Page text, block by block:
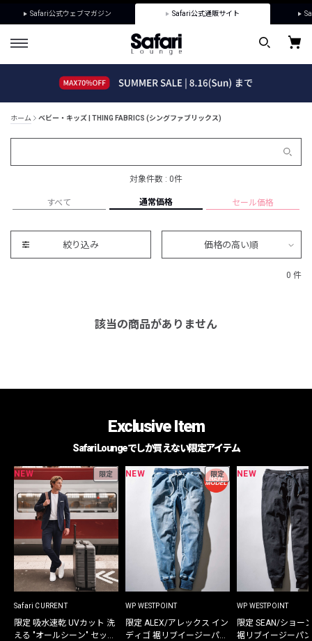
Safari公式ウェブマガジン Safari公式通販サイト
ホーム ベビー・キッズ | THING FABRICS (シングファブリックス)
対象件数 : 0件
すべて 通常価格 セール価格
絞り込み 価格の高い順
0 件
該当の商品がありません
Exclusive Item
Safari Loungeでしか買えない限定アイテム
NEW 限定
Safari CURRENT
限定 吸水速乾 UVカット 洗
える "オールシーン" セット
NEW 限定
WP WESTPOINT
限定 ALEX/アレックス イン
ディゴ 裾リブイージーパン
NEW
WP WESTPOINT
限定 SEAN/ショー
裾リブイージーパ